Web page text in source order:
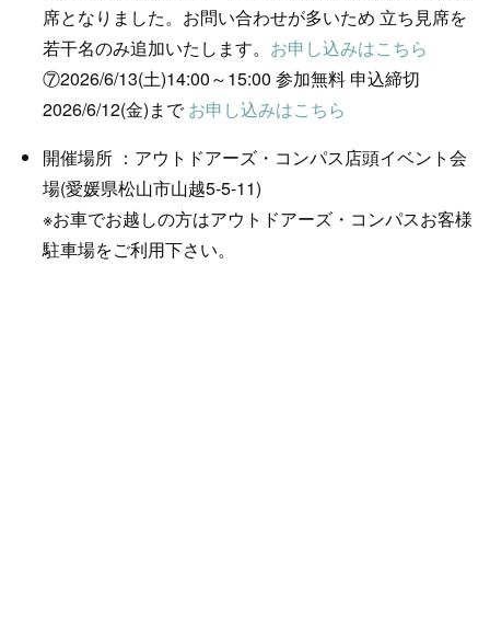
席となりました。お問い合わせが多いため 立ち見席を
若干名のみ追加いたします。 お申し込みはこちら
⑦2026/6/13(土)14:00～15:00 参加無料 申込締切
2026/6/12(金)までお申し込みはこちら
開催場所 ：アウトドアーズ・コンパス店頭イベント会
場(愛媛県松山市山越5-5-11)
※お車でお越しの方はアウトドアーズ・コンパスお客様
駐車場をご利用下さい。